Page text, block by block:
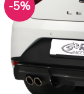
-5%